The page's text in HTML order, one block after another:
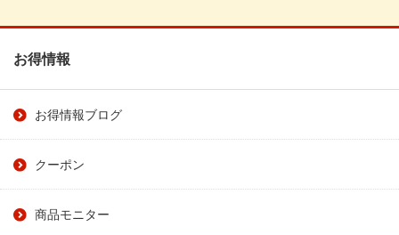
お得情報
お得情報ブログ
クーポン
商品モニター